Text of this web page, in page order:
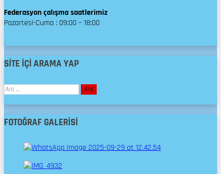
Federasyon çalışma saatlerimiz
Pazartesi-Cuma : 09:00 – 18:00
SİTE İÇİ ARAMA YAP
Arama:
FOTOĞRAF GALERISI